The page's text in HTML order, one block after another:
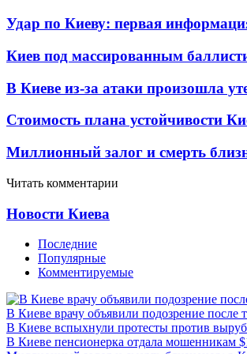
Удар по Киеву: первая
Киев под массированным
В Киеве из-за атаки произошла
Стоимость плана устойчивости
Миллионный залог и смерть
Читать комментарии
Новости Киева
Последние
Популярные
Комментируемые
В Киеве врачу объявили подозрение после
В Киеве вспыхнули протесты против
В Киеве пенсионерка отдала мошенникам